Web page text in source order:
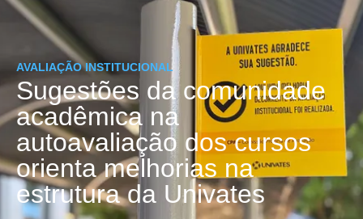
AVALIAÇÃO INSTITUCIONAL
Sugestões da comunidade
acadêmica na
autoavaliação dos cursos
orienta melhorias na
estrutura da Univates